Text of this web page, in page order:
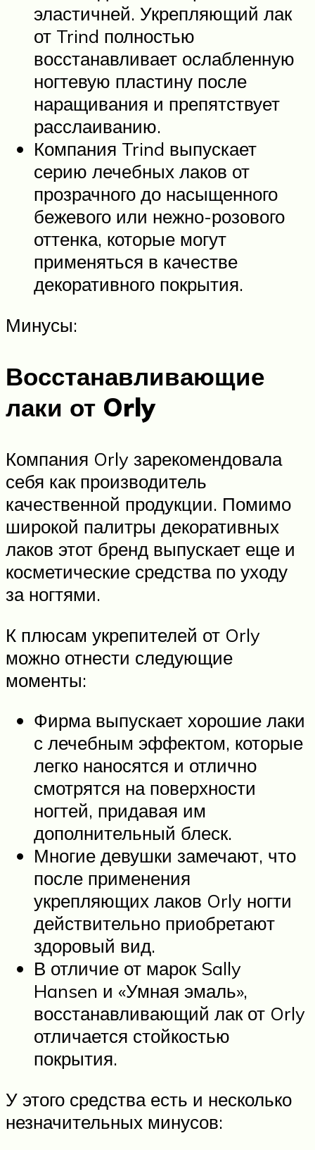
эластичней. Укрепляющий лак
от Trind полностью
восстанавливает ослабленную
ногтевую пластину после
наращивания и препятствует
расслаиванию.
Компания Trind выпускает
серию лечебных лаков от
прозрачного до насыщенного
бежевого или нежно-розового
оттенка, которые могут
применяться в качестве
декоративного покрытия.
Минусы:
Восстанавливающие
лаки от Orly
Компания Orly зарекомендовала
себя как производитель
качественной продукции. Помимо
широкой палитры декоративных
лаков этот бренд выпускает еще и
косметические средства по уходу
за ногтями.
К плюсам укрепителей от Orly
можно отнести следующие
моменты:
Фирма выпускает хорошие лаки
с лечебным эффектом, которые
легко наносятся и отлично
смотрятся на поверхности
ногтей, придавая им
дополнительный блеск.
Многие девушки замечают, что
после применения
укрепляющих лаков Orly ногти
действительно приобретают
здоровый вид.
В отличие от марок Sally
Hansen и «Умная эмаль»,
восстанавливающий лак от Orly
отличается стойкостью
покрытия.
У этого средства есть и несколько
незначительных минусов: